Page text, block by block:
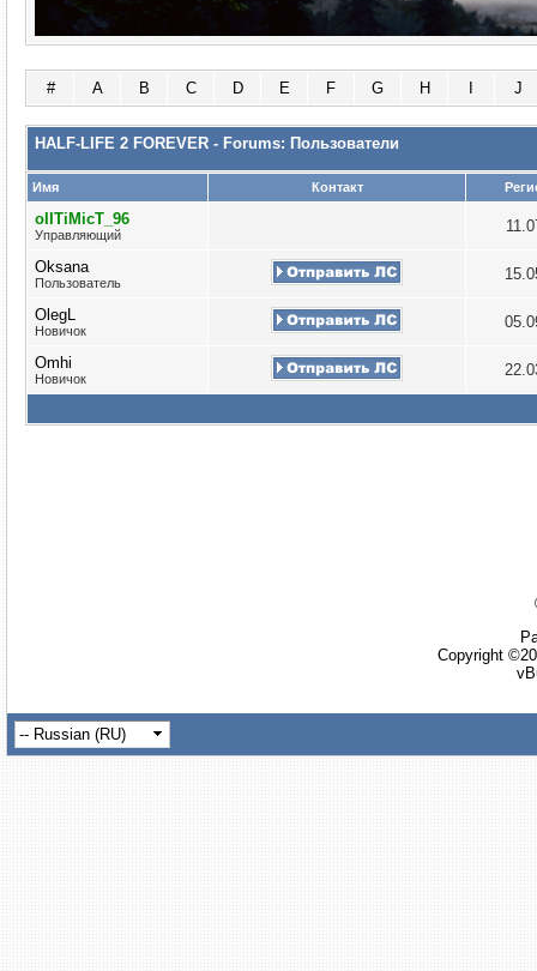
# A B C D E F G H J
HALF-LIFE 2 FOREVER - Forums: Пользователи
Имя Контакт
oIITiMicT_96
Управляющий
Oksana
Пользователь
OlegL
Новичок
Omhi
Новичок
Copyright